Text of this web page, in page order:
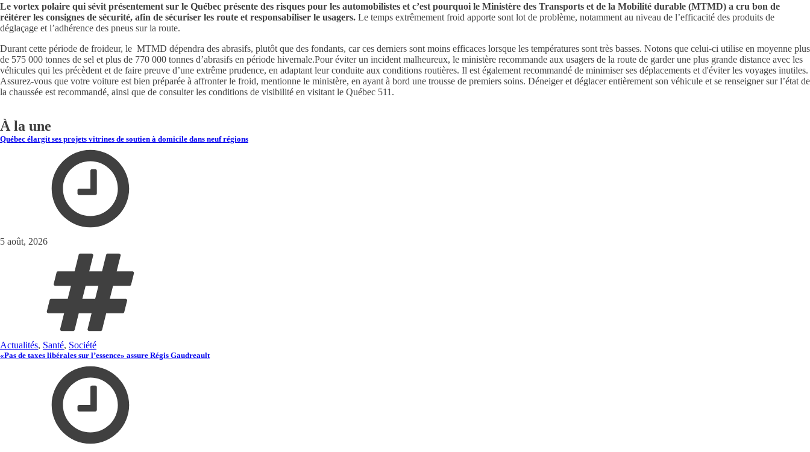
Le vortex polaire qui sévit présentement sur le Québec présente des risques pour les automobilistes et c’est pourquoi le Ministère des Transports et de la Mobilité durable (MTMD) a cru bon de
réitérer les consignes de sécurité, afin de sécuriser les route et responsabiliser le usagers. Le temps extrêmement froid apporte sont lot de problème, notamment au niveau de l’efficacité des produits de
déglaçage et l’adhérence des pneus sur la route.
Durant cette période de froideur, le MTMD dépendra des abrasifs, plutôt que des fondants, car ces derniers sont moins efficaces lorsque les températures sont très basses. Notons que celui-ci utilise en moyenne plus
de 575 000 tonnes de sel et plus de 770 000 tonnes d’abrasifs en période hivernale.Pour éviter un incident malheureux, le ministère recommande aux usagers de la route de garder une plus grande distance avec les
véhicules qui les précèdent et de faire preuve d’une extrême prudence, en adaptant leur conduite aux conditions routières. Il est également recommandé de minimiser ses déplacements et d'éviter les voyages inutiles.
Assurez-vous que votre voiture est bien préparée à affronter le froid, mentionne le ministère, en ayant à bord une trousse de premiers soins. Déneiger et déglacer entièrement son véhicule et se renseigner sur l’état de
la chaussée est recommandé, ainsi que de consulter les conditions de visibilité en visitant le Québec 511.
À la une
Québec élargit ses projets vitrines de soutien à domicile dans neuf régions
5 août, 2026
Actualités, Santé, Société
«Pas de taxes libérales sur l’essence» assure Régis Gaudreault